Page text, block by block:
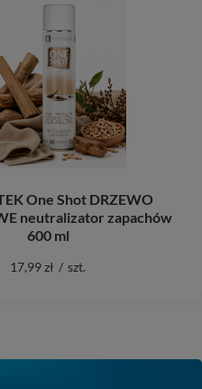
One Shot DRZEWO
neutralizator zapachów
600 ml
17,99 zł / szt.